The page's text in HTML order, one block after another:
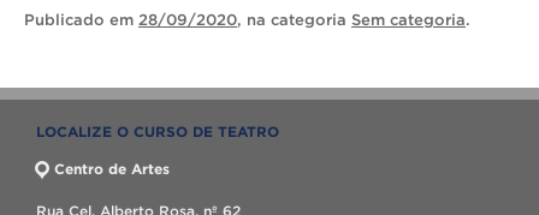
Publicado em 28/09/2020, na categoria Sem categoria.
LOCALIZE O CURSO DE TEATRO
Centro de Artes
Rua Cel. Alberto Rosa, nº 62